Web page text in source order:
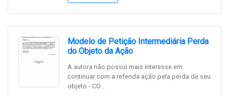
Modelo de Petição Intermediária Perda
do Objeto da Ação
A autora não possui mais interesse em
continuar com a referida ação pela perda de seu
objeto - CO...